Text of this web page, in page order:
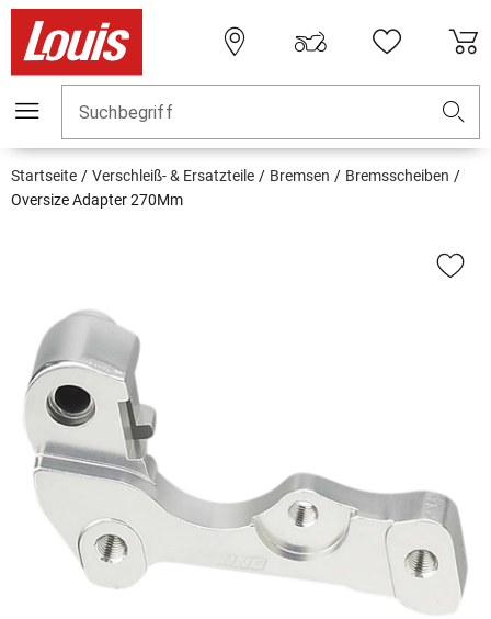
Suchbegriff
Startseite Verschleiß- & Ersatzteile Bremsen
Bremsscheiben
Oversize Adapter 270Mm